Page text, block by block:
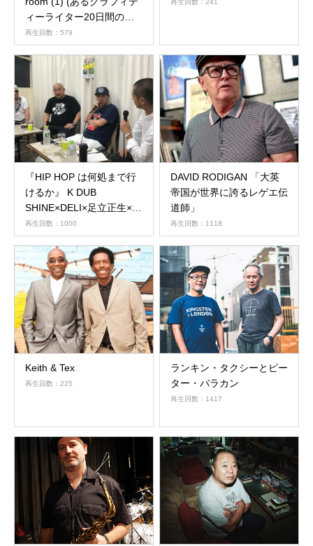
ィーライター20日間の拘
留)
再生回数：579
再生回数：241
『HIP HOP は何処まで行
けるか』 K DUB
SHINE×DELI×足立正生×有
太マン（司会、ファシリテ
ーター）
再生回数：1000
DAVID RODIGAN 「大英
帝国が世界に誇るレゲエ伝
道師」
再生回数：1118
Keith & Tex
再生回数：225
ランキン・タクシーとピー
ター・バラカン
再生回数：1417